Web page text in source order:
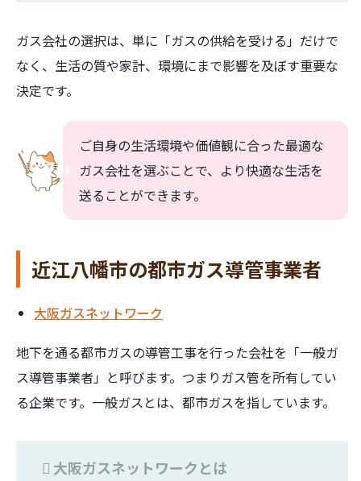
ガス会社の選択は、単に「ガスの供給を受ける」だけで
なく、生活の質や家計、環境にまで影響を及ぼす重要な
決定です。
ご自身の生活環境や価値観に合った最適な
ガス会社を選ぶことで、より快適な生活を
送ることができます。
近江八幡市の都市ガス導管事業者
大阪ガスネットワーク
地下を通る都市ガスの導管工事を行った会社を「一般ガ
ス導管事業者」と呼びます。つまりガス管を所有してい
る企業です。一般ガスとは、都市ガスを指しています。
大阪ガスネットワークとは